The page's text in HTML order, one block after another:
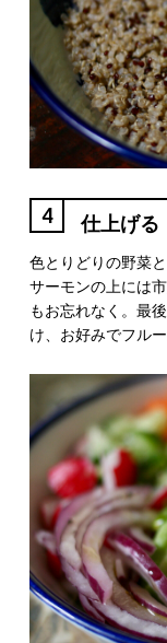
4 仕上げる
色とりどりの野菜
サーモンの上には
もお忘れなく。最
け、お好みでフル